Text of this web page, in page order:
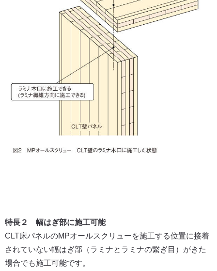
特長２ 幅はぎ部に施工可能
CLT床パネルのMPオールスクリューを施工する位置に接着
されていない幅はぎ部（ラミナとラミナの繋ぎ目）がきた
場合でも施工可能です。